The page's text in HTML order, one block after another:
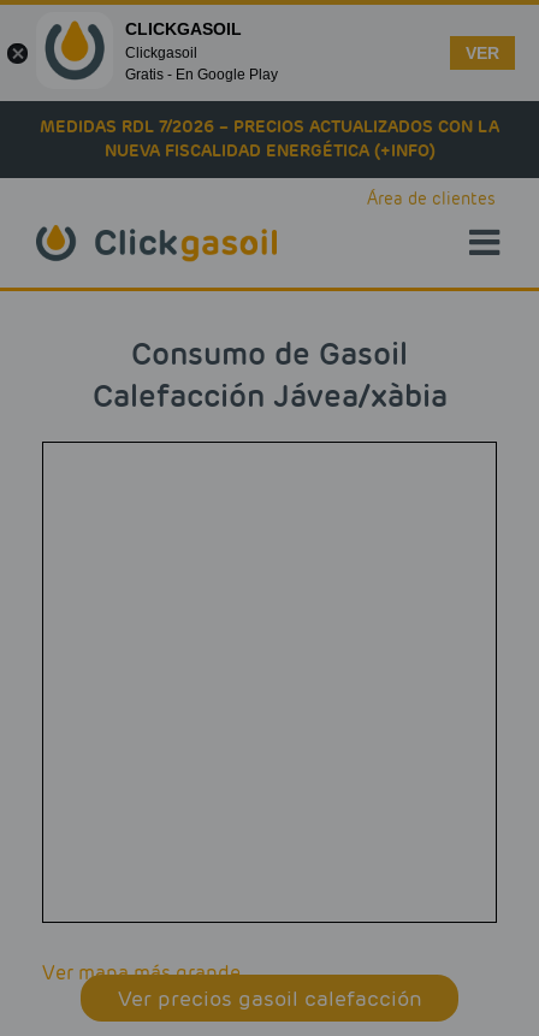
Skip to main content
MEDIDAS RDL 7/2026 – PRECIOS ACTUALIZADOS CON LA
NUEVA FISCALIDAD ENERGÉTICA (+INFO)
Área de clientes
Consumo de Gasoil
Calefacción Jávea/xàbia
Ver mapa más grande
Ver precios gasoil calefacción
CLICKGASOIL
Clickgasoil
Gratis - En Google Play
VER